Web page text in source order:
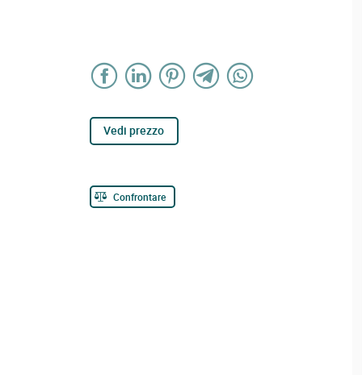
Vedi prezzo
Confrontare